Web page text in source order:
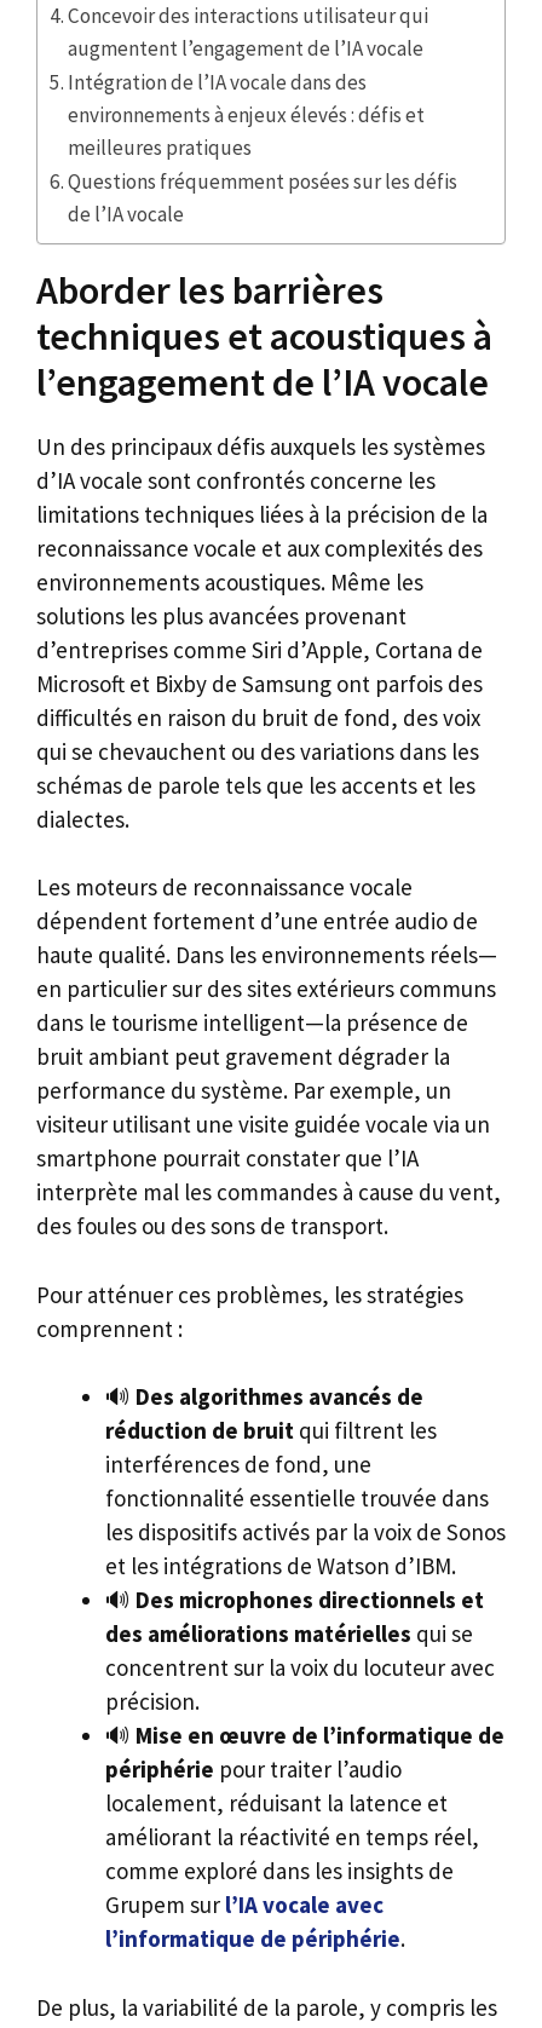
Concevoir des interactions utilisateur qui
augmentent l’engagement de l’IA vocale
Intégration de l’IA vocale dans des
environnements à enjeux élevés : défis et
meilleures pratiques
Questions fréquemment posées sur les défis
de l’IA vocale
Aborder les barrières
techniques et acoustiques à
l’engagement de l’IA vocale
Un des principaux défis auxquels les systèmes
d’IA vocale sont confrontés concerne les
limitations techniques liées à la précision de la
reconnaissance vocale et aux complexités des
environnements acoustiques. Même les
solutions les plus avancées provenant
d’entreprises comme Siri d’Apple, Cortana de
Microsoft et Bixby de Samsung ont parfois des
difficultés en raison du bruit de fond, des voix
qui se chevauchent ou des variations dans les
schémas de parole tels que les accents et les
dialectes.
Les moteurs de reconnaissance vocale
dépendent fortement d’une entrée audio de
haute qualité. Dans les environnements réels—
en particulier sur des sites extérieurs communs
dans le tourisme intelligent—la présence de
bruit ambiant peut gravement dégrader la
performance du système. Par exemple, un
visiteur utilisant une visite guidée vocale via un
smartphone pourrait constater que l’IA
interprète mal les commandes à cause du vent,
des foules ou des sons de transport.
Pour atténuer ces problèmes, les stratégies
comprennent :
🔊 Des algorithmes avancés de
réduction de bruit qui filtrent les
interférences de fond, une
fonctionnalité essentielle trouvée dans
les dispositifs activés par la voix de Sonos
et les intégrations de Watson d’IBM.
🔊 Des microphones directionnels et
des améliorations matérielles qui se
concentrent sur la voix du locuteur avec
précision.
🔊 Mise en œuvre de l’informatique de
périphérie pour traiter l’audio
localement, réduisant la latence et
améliorant la réactivité en temps réel,
comme exploré dans les insights de
Grupem sur l’IA vocale avec
l’informatique de périphérie.
De plus, la variabilité de la parole, y compris les